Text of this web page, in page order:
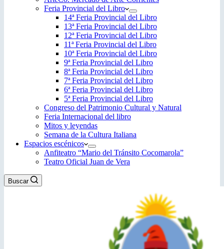
Feria Provincial del Libro
14ª Feria Provincial del Libro
13ª Feria Provincial del Libro
12ª Feria Provincial del Libro
11ª Feria Provincial del Libro
10ª Feria Provincial del Libro
9ª Feria Provincial del Libro
8ª Feria Provincial del Libro
7ª Feria Provincial del Libro
6ª Feria Provincial del Libro
5ª Feria Provincial del Libro
Congreso del Patrimonio Cultural y Natural
Feria Internacional del libro
Mitos y leyendas
Semana de la Cultura Italiana
Espacios escénicos
Anfiteatro “Mario del Tránsito Cocomarola”
Teatro Oficial Juan de Vera
Buscar